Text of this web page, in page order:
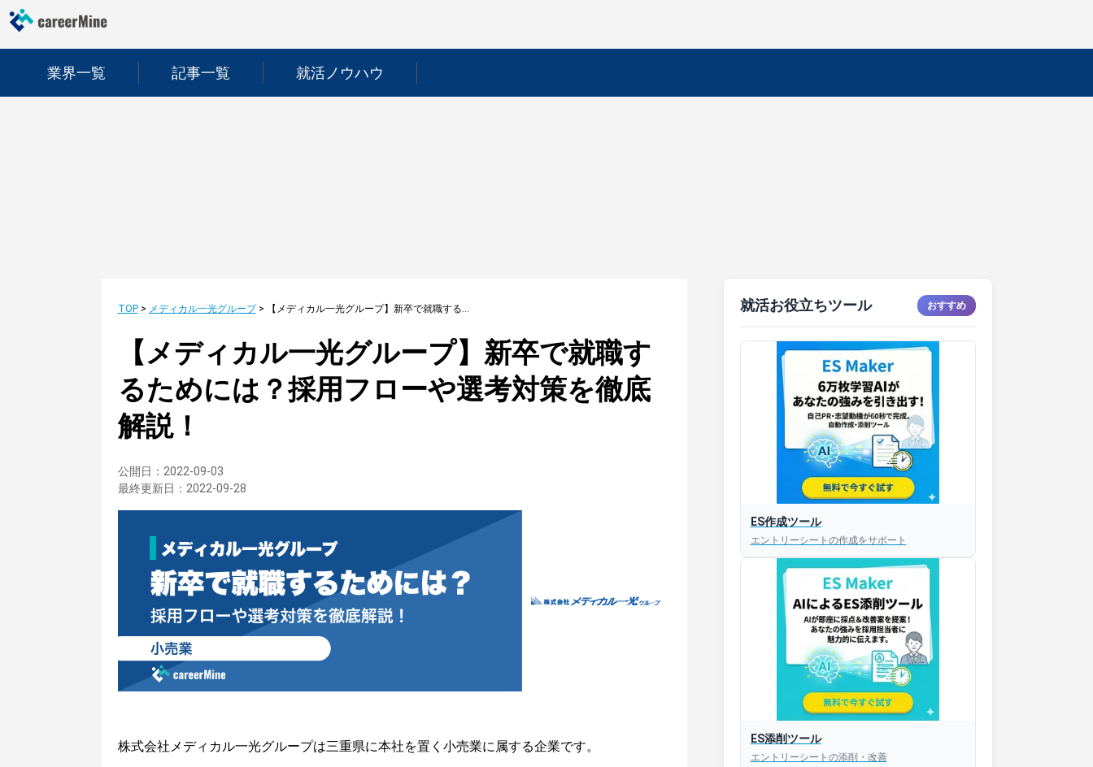
業界一覧 記事一覧 就活ノウハウ
TOP> メディカル一光グループ> 【メディカル一光グループ】新卒で就職するためには？採用フローや選考対策を徹底解説！
【メディカル一光グループ】新卒で就職す
るためには？採用フローや選考対策を徹底
解説！
公開日： 2022-09-03
最終更新日： 2022-09-28
株式会社メディカル一光グループは三重県に本社を置く小売業に属する企業です。
就活お役立ちツール おすすめ
ES作成ツール
エントリーシートの作成をサポート
ES添削ツール
エントリーシートの添削・改善